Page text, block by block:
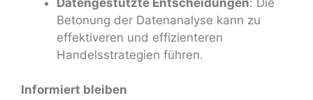
Betonung der Datenanalyse kann zu
effektiveren und effizienteren
Handelsstrategien führen.
Informiert bleiben